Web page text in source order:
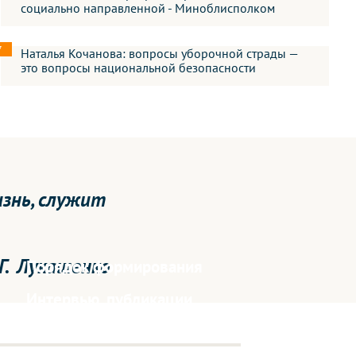
социально направленной - Миноблисполком
Наталья Кочанова: вопросы уборочной страды —
это вопросы национальной безопасности
служит
Лукашенко
Порядок формирования